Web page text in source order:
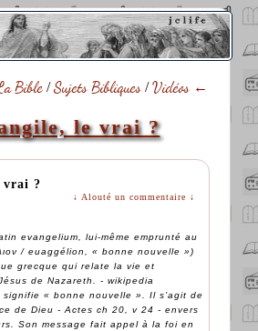
Bible /Sujets Bibliques/Vidéos ←
le vrai ?
vrai ?
↓ Alouté un commentaire ↓
evangelium, lui-même emprunté au
/ euaggélion, « bonne nouvelle »)
grecque qui relate la vie et
de Nazareth. - wikipedia
« bonne nouvelle ». Il s’agit de
de Dieu - Actes ch 20, v 24 - envers
Son message fait appel à la foi en